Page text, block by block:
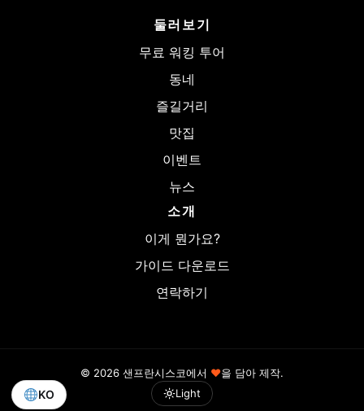
둘러보기
무료 워킹 투어
동네
즐길거리
맛집
이벤트
뉴스
소개
이게 뭔가요?
가이드 다운로드
연락하기
© 2026 샌프란시스코에서 ♥을 담아 제작.
Light
KO